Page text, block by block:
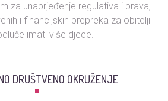
za unaprjeđenje regulativa i prava,
i financijskih prepreka za obitelji
imati više djece.
DRUŠTVENO OKRUŽENJE